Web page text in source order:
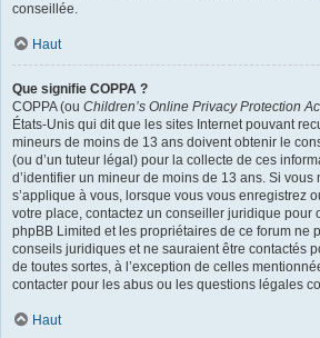
conseillée.
Haut
Que signifie COPPA ?
COPPA (ou Children’s Online Privacy Protection
États-Unis qui dit que les sites Internet pouvant
mineurs de moins de 13 ans doivent obtenir le
(ou d’un tuteur légal) pour la collecte de ces
d’identifier un mineur de moins de 13 ans. Si vous
s’applique à vous, lorsque vous vous enregistrez
votre place, contactez un conseiller juridique pour
phpBB Limited et les propriétaires de ce forum ne
conseils juridiques et ne sauraient être contactés
de toutes sortes, à l’exception de celles
contacter pour les abus ou les questions légales
Haut